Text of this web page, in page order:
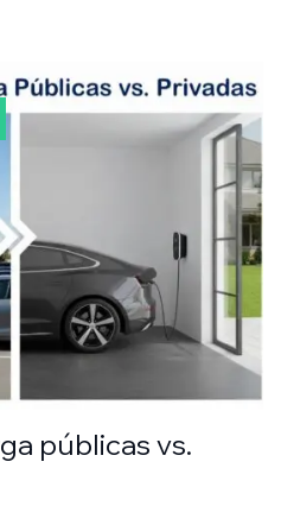
públicas vs.